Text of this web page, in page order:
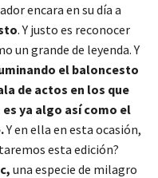
encara en su día a
. Y justo es reconocer
un grande de leyenda. Y
el baloncesto
de actos en los que
ya algo así como el
Y en ella en esta ocasión,
esta edición?
una especie de milagro